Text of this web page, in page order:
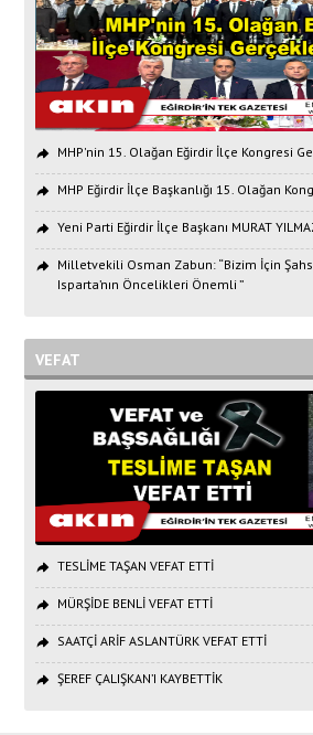
MHP'nin 15. Olağan Eğirdir İlçe Kongresi
MHP Eğirdir İlçe Başkanlığı 15. Olağan
Yeni Parti Eğirdir İlçe Başkanı MURAT
Milletvekili Osman Zabun: “Bizim İçin
Isparta’nın Öncelikleri Önemli ”
VEFAT
TESLİME TAŞAN VEFAT ETTİ
MÜRŞİDE BENLİ VEFAT ETTİ
SAATÇİ ARİF ASLANTÜRK VEFAT ETTİ
ŞEREF ÇALIŞKAN’I KAYBETTİK